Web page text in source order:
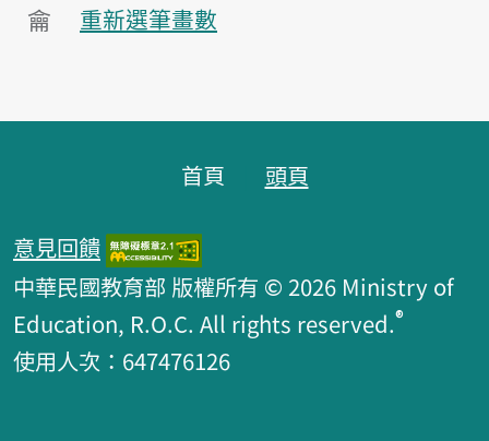
龠 重新選筆畫數
首頁 頭頁
意見回饋
中華民國教育部 版權所有 © 2026 Ministry of
Education, R.O.C. All rights reserved.®
使用人次：647476126